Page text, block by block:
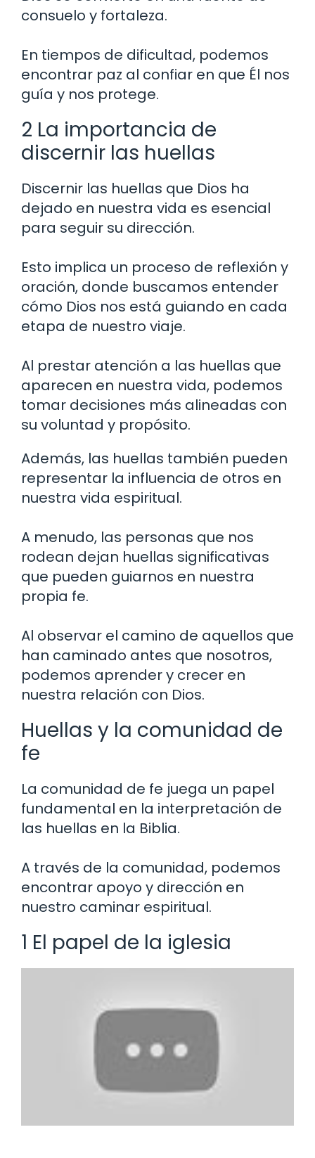
consuelo y fortaleza.
En tiempos de dificultad, podemos
encontrar paz al confiar en que Él nos
guía y nos protege.
2 La importancia de
discernir las huellas
Discernir las huellas que Dios ha
dejado en nuestra vida es esencial
para seguir su dirección.
Esto implica un proceso de reflexión y
oración, donde buscamos entender
cómo Dios nos está guiando en cada
etapa de nuestro viaje.
Al prestar atención a las huellas que
aparecen en nuestra vida, podemos
tomar decisiones más alineadas con
su voluntad y propósito.
Además, las huellas también pueden
representar la influencia de otros en
nuestra vida espiritual.
A menudo, las personas que nos
rodean dejan huellas significativas
que pueden guiarnos en nuestra
propia fe.
Al observar el camino de aquellos que
han caminado antes que nosotros,
podemos aprender y crecer en
nuestra relación con Dios.
Huellas y la comunidad de
fe
La comunidad de fe juega un papel
fundamental en la interpretación de
las huellas en la Biblia.
A través de la comunidad, podemos
encontrar apoyo y dirección en
nuestro caminar espiritual.
1 El papel de la iglesia